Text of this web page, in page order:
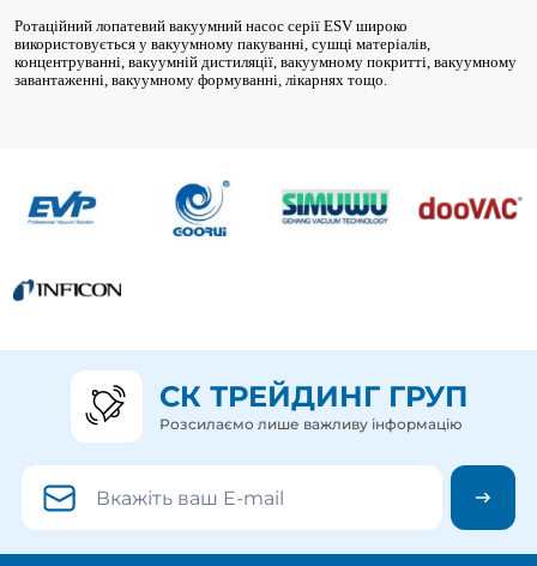
Ротаційний лопатевий вакуумний насос серії ESV широко
використовується у вакуумному пакуванні, сушці матеріалів,
концентруванні, вакуумній дистиляції, вакуумному покритті, вакуумному
завантаженні, вакуумному формуванні, лікарнях тощо.
СК ТРЕЙДИНГ ГРУП
Розсилаємо лише важливу інформацію